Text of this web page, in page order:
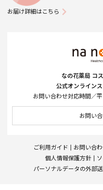
お届け詳細はこちら
なの花薬局 コ
公式オンライン
お問い合わせ対応時間／
お問い
ご利用ガイド お問い合
個人情報保護方針
パーソナルデータの外部